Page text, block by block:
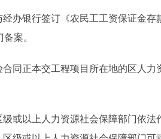
银行签订《农民工工资保证金存
案。
同正本交工程项目所在地的区人力
或以上人力资源社会保障部门依法